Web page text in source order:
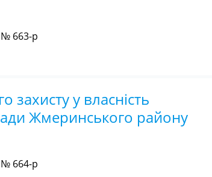
663-р
захисту у власність
Жмеринського району
664-р